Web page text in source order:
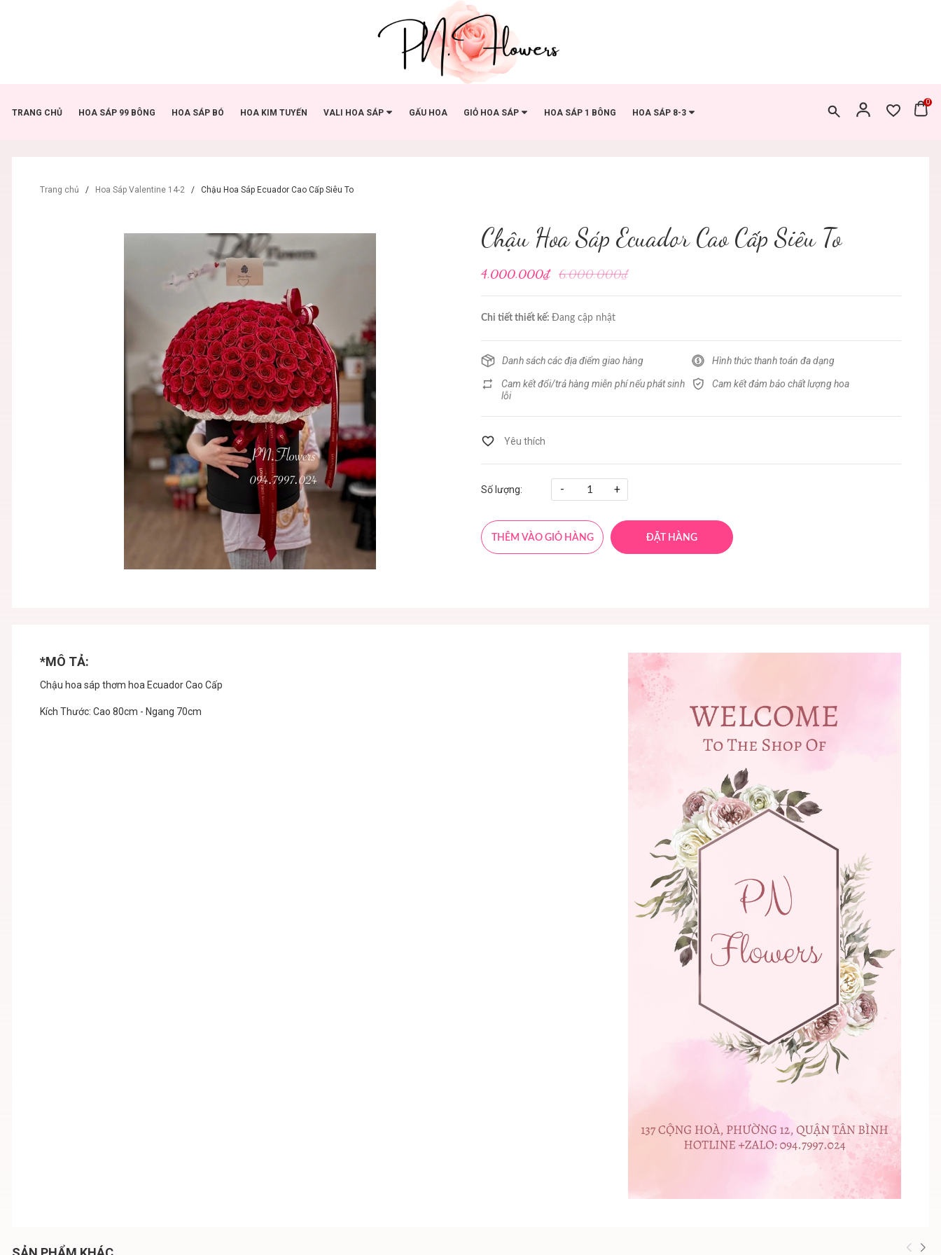
TRANG CHỦ HOA SÁP 99 BÔNG HOA SÁP BÓ HOA KIM TUYẾN VALI HOA SÁP GẤU HOA GIỎ HOA SÁP HOA SÁP 1 BÔNG HOA SÁP 8-3
0
Trang chủ / Hoa Sáp Valentine 14-2 / Chậu Hoa Sáp Ecuador Cao Cấp Siêu To
Chậu Hoa Sáp Ecuador Cao Cấp Siêu To
4.000.000₫ 6.000.000₫
Chi tiết thiết kế: Đang cập nhật
Danh sách các địa điểm giao hàng Hình thức thanh toán đa dạng
Cam kết đổi/trả hàng miễn phí nếu phát sinh
lỗi
Cam kết đảm bảo chất lượng hoa
Số lượng: - +
THÊM VÀO GIỎ HÀNG ĐẶT HÀNG
*MÔ TẢ:
Chậu hoa sáp thơm hoa Ecuador Cao Cấp
Kích Thước: Cao 80cm - Ngang 70cm